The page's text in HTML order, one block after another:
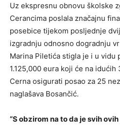
Uz ekspresnu obnovu školske
Cerancima poslala značajnu
posebice tijekom posljednje
izgradnju odnosno dogradnju
Marina Piletića stigla je i u vidu
1.125,000 eura koji će na
Cerna osigurati posao za 25
naglašava Bosančić.
“S obzirom na to da je svih